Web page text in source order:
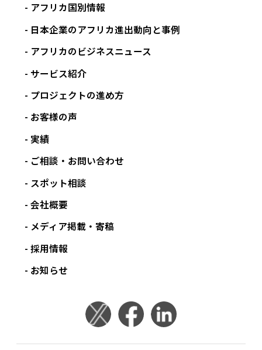
アフリカ国別情報
日本企業のアフリカ進出動向と事例
アフリカのビジネスニュース
サービス紹介
プロジェクトの進め方
お客様の声
実績
ご相談・お問い合わせ
スポット相談
会社概要
メディア掲載・寄稿
採用情報
お知らせ